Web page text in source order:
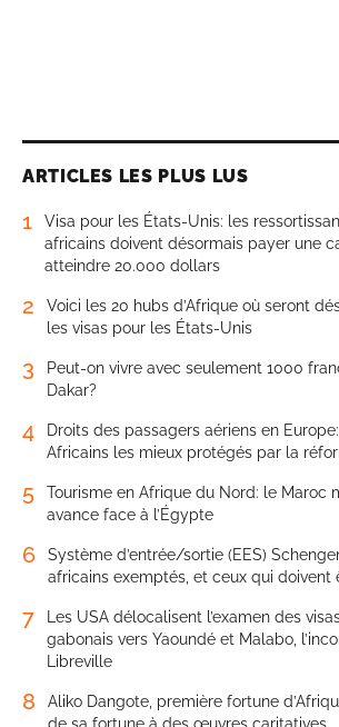
ARTICLES LES PLUS LUS
1
Visa pour les États-Unis: les
africains doivent désormais payer une
atteindre 20.000 dollars
2
Voici les 20 hubs d’Afrique où seront
les visas pour les États-Unis
3
Peut-on vivre avec seulement 1000
Dakar?
4
Droits des passagers aériens en
Africains les mieux protégés par la
5
Tourisme en Afrique du Nord: le Maroc
avance face à l’Égypte
6
Système d’entrée/sortie (EES)
africains exemptés, et ceux qui doivent
7
Les USA délocalisent l’examen des
gabonais vers Yaoundé et Malabo,
Libreville
8
Aliko Dangote, première fortune
de sa fortune à des œuvres caritatives